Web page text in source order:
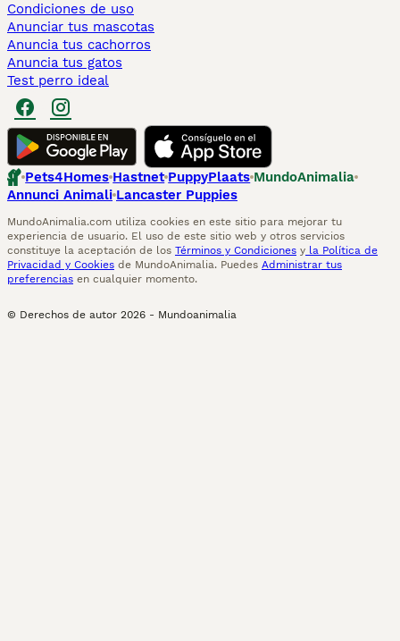
Condiciones de uso
Anunciar tus mascotas
Anuncia tus cachorros
Anuncia tus gatos
Test perro ideal
Pets4Homes Hastnet PuppyPlaats MundoAnimalia
Annunci Animali Lancaster Puppies
MundoAnimalia.com utiliza cookies en este sitio para mejorar tu
experiencia de usuario. El uso de este sitio web y otros servicios
constituye la aceptación de los Términos y Condiciones y la Política de
Privacidad y Cookies de MundoAnimalia. Puedes Administrar tus
preferencias en cualquier momento.
© Derechos de autor 2026 - Mundoanimalia